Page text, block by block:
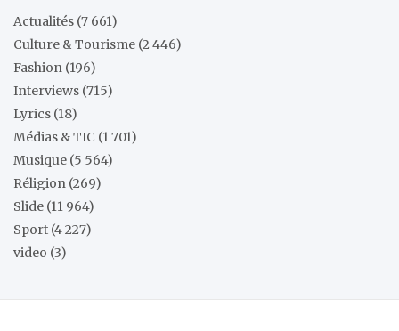
Actualités (7 661)
Culture & Tourisme (2 446)
Fashion (196)
Interviews (715)
Lyrics (18)
Médias & TIC (1 701)
Musique (5 564)
Réligion (269)
Slide (11 964)
Sport (4 227)
video (3)